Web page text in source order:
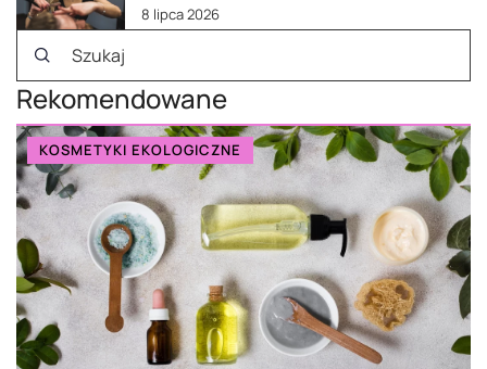
8 lipca 2026
Rekomendowane
KOSMETYKI EKOLOGICZNE